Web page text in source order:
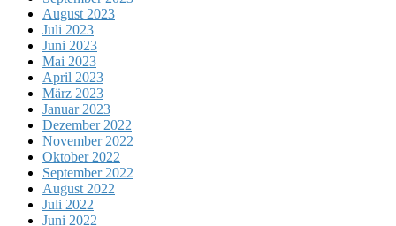
August 2023
Juli 2023
Juni 2023
Mai 2023
April 2023
März 2023
Januar 2023
Dezember 2022
November 2022
Oktober 2022
September 2022
August 2022
Juli 2022
Juni 2022